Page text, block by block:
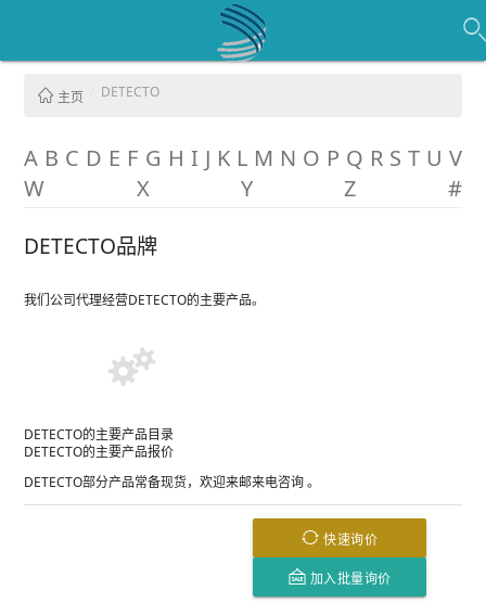
主页 DETECTO
A B C D E F G H I J K L M N O P Q R S T U V
W
X Y Z
#
DETECTO品牌
我们公司代理经营DETECTO的主要产品。
DETECTO的主要产品目录
DETECTO的主要产品报价
DETECTO部分产品常备现货，欢迎来邮来电咨询 。
快速询价
加入批量询价